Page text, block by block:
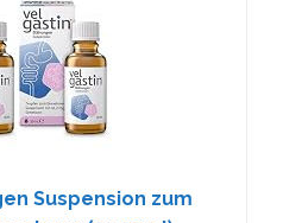
Suspension zum